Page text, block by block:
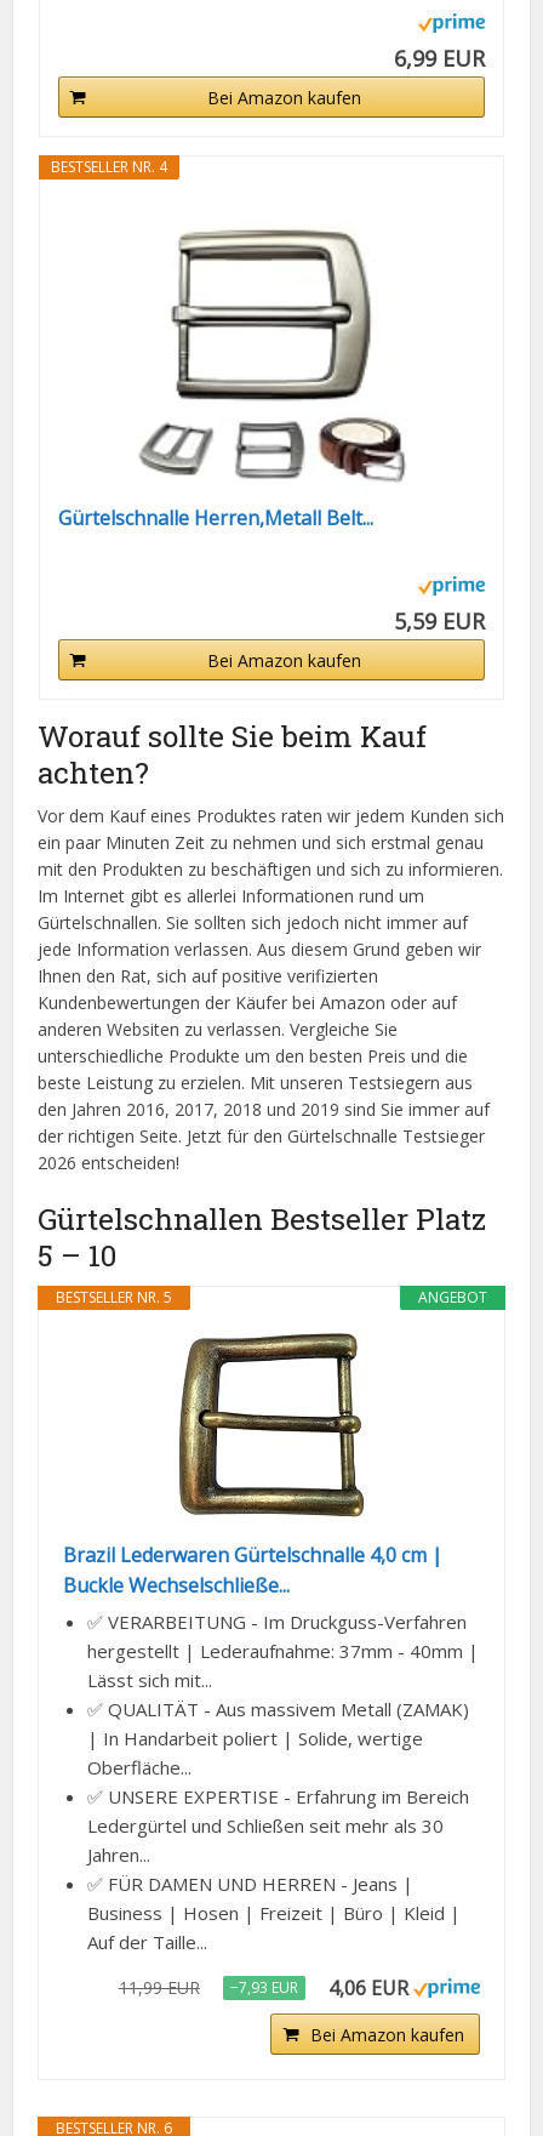
6,99 EUR
Bei Amazon kaufen
BESTSELLER NR. 4
Gürtelschnalle Herren,Metall Belt...
5,59 EUR
Bei Amazon kaufen
Worauf sollte Sie beim Kauf
achten?
Vor dem Kauf eines Produktes raten wir jedem Kunden sich
ein paar Minuten Zeit zu nehmen und sich erstmal genau
mit den Produkten zu beschäftigen und sich zu informieren.
Im Internet gibt es allerlei Informationen rund um
Gürtelschnallen. Sie sollten sich jedoch nicht immer auf
jede Information verlassen. Aus diesem Grund geben wir
Ihnen den Rat, sich auf positive verifizierten
Kundenbewertungen der Käufer bei Amazon oder auf
anderen Websiten zu verlassen. Vergleiche Sie
unterschiedliche Produkte um den besten Preis und die
beste Leistung zu erzielen. Mit unseren Testsiegern aus
den Jahren 2016, 2017, 2018 und 2019 sind Sie immer auf
der richtigen Seite. Jetzt für den Gürtelschnalle Testsieger
2026 entscheiden!
Gürtelschnallen Bestseller Platz
5 – 10
ANGEBOT
BESTSELLER NR. 5
Brazil Lederwaren Gürtelschnalle 4,0 cm |
Buckle Wechselschließe...
✅ VERARBEITUNG - Im Druckguss-Verfahren
hergestellt | Lederaufnahme: 37mm - 40mm |
Lässt sich mit...
✅ QUALITÄT - Aus massivem Metall (ZAMAK)
| In Handarbeit poliert | Solide, wertige
Oberfläche...
✅ UNSERE EXPERTISE - Erfahrung im Bereich
Ledergürtel und Schließen seit mehr als 30
Jahren...
✅ FÜR DAMEN UND HERREN - Jeans |
Business | Hosen | Freizeit | Büro | Kleid |
Auf der Taille...
11,99 EUR −7,93 EUR 4,06 EUR
Bei Amazon kaufen
BESTSELLER NR. 6